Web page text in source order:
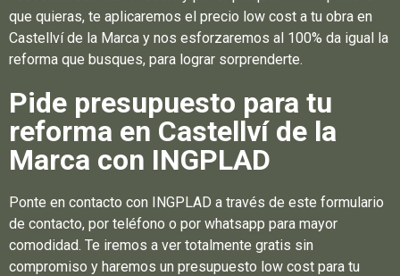
que quieras, te aplicaremos el precio low cost a tu obra en
Castellví de la Marca y nos esforzaremos al 100% da igual la
reforma que busques, para lograr sorprenderte.
Pide presupuesto para tu
reforma en Castellví de la
Marca con INGPLAD
Ponte en contacto con INGPLAD a través de este formulario
de contacto, por teléfono o por whatsapp para mayor
comodidad. Te iremos a ver totalmente gratis sin
compromiso y haremos un presupuesto low cost para tu